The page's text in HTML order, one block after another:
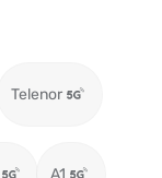
Telenor
A1